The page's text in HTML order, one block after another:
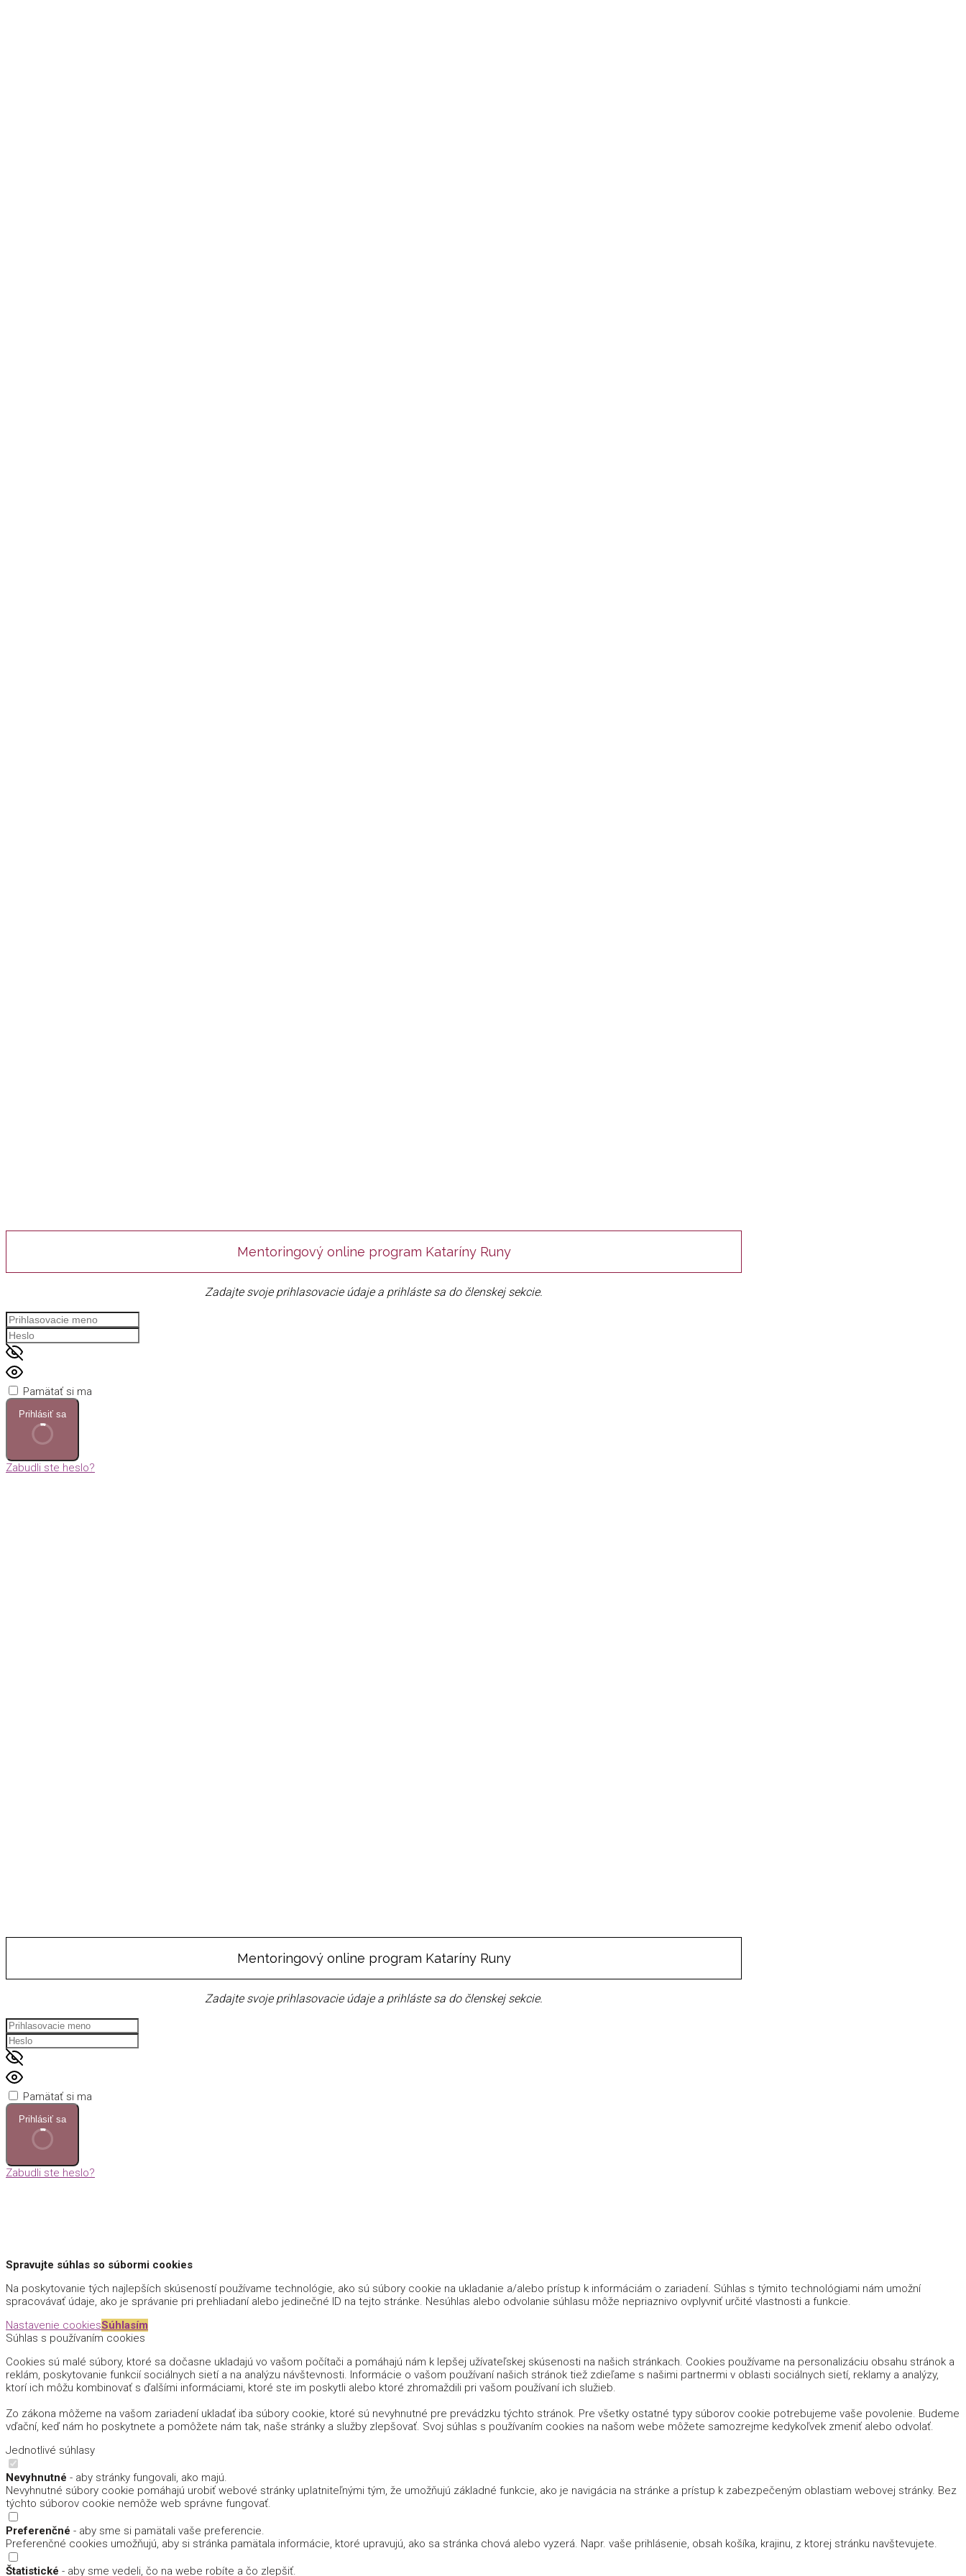
Mentoringový online program Kataríny Runy
Zadajte svoje prihlasovacie údaje a prihláste sa do členskej sekcie.
Pamätať si ma
Prihlásiť sa
Zabudli ste heslo?
Mentoringový online program Kataríny Runy
Zadajte svoje prihlasovacie údaje a prihláste sa do členskej sekcie.
Pamätať si ma
Prihlásiť sa
Zabudli ste heslo?
Spravujte súhlas so súbormi cookies
Na poskytovanie tých najlepších skúseností používame technológie, ako sú súbory cookie na ukladanie a/alebo prístup k informáciám o zariadení. Súhlas s týmito technológiami nám umožní
spracovávať údaje, ako je správanie pri prehliadaní alebo jedinečné ID na tejto stránke. Nesúhlas alebo odvolanie súhlasu môže nepriaznivo ovplyvniť určité vlastnosti a funkcie.
Nastavenie cookiesSúhlasím
Súhlas s používaním cookies
Cookies sú malé súbory, ktoré sa dočasne ukladajú vo vašom počítači a pomáhajú nám k lepšej užívateľskej skúsenosti na našich stránkach. Cookies používame na personalizáciu obsahu stránok a
reklám, poskytovanie funkcií sociálnych sietí a na analýzu návštevnosti. Informácie o vašom používaní našich stránok tiež zdieľame s našimi partnermi v oblasti sociálnych sietí, reklamy a analýzy,
ktorí ich môžu kombinovať s ďalšími informáciami, ktoré ste im poskytli alebo ktoré zhromaždili pri vašom používaní ich služieb.
Zo zákona môžeme na vašom zariadení ukladať iba súbory cookie, ktoré sú nevyhnutné pre prevádzku týchto stránok. Pre všetky ostatné typy súborov cookie potrebujeme vaše povolenie. Budeme
vďační, keď nám ho poskytnete a pomôžete nám tak, naše stránky a služby zlepšovať. Svoj súhlas s používaním cookies na našom webe môžete samozrejme kedykoľvek zmeniť alebo odvolať.
Jednotlivé súhlasy
Nevyhnutné - aby stránky fungovali, ako majú.
Nevyhnutné súbory cookie pomáhajú urobiť webové stránky uplatniteľnými tým, že umožňujú základné funkcie, ako je navigácia na stránke a prístup k zabezpečeným oblastiam webovej stránky. Bez
týchto súborov cookie nemôže web správne fungovať.
Preferenčné - aby sme si pamätali vaše preferencie.
Preferenčné cookies umožňujú, aby si stránka pamätala informácie, ktoré upravujú, ako sa stránka chová alebo vyzerá. Napr. vaše prihlásenie, obsah košíka, krajinu, z ktorej stránku navštevujete.
Štatistické - aby sme vedeli, čo na webe robíte a čo zlepšiť.